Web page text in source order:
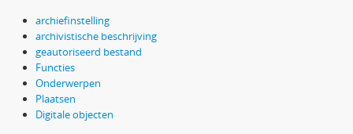
archiefinstelling
archivistische beschrijving
geautoriseerd bestand
Functies
Onderwerpen
Plaatsen
Digitale objecten